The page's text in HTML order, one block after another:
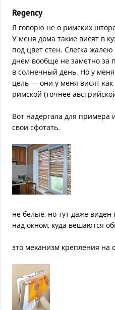
Regency
Я говорю не о римских
У меня дома такие висят в
под цвет стен. Слегка
днем вообще не заметно за
в солнечный день. Но у
цель — они у меня висят
римской (точнее
Вот надергала для примера
свои сфотать.
не белые, но тут даже
над окном, куда вешаются
это механизм крепления на